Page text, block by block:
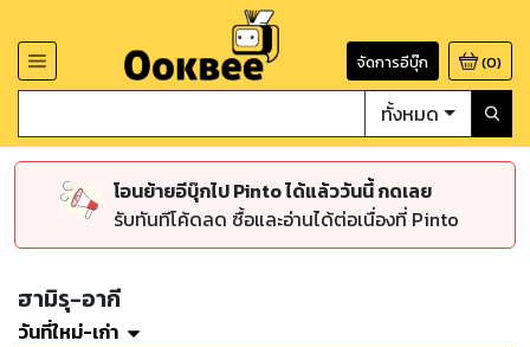
จัดการอีบุ๊ก (0)
ทั้งหมด
โอนย้ายอีบุ๊กไป Pinto ได้แล้ววันนี้ กดเลย
รับทันทีโค้ดลด ซื้อและอ่านได้ต่อเนื่องที่ Pinto
ฮามิรุ-อากี
วันที่ใหม่-เก่า